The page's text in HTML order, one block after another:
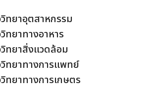
ทยาอุตสาหกรรม
ทยาทางอาหาร
ทยาสิ่งแวดล้อม
ทยาทางการแพทย์
ทยาทางการเกษตร